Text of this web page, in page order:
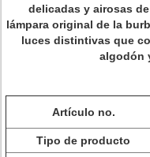
delicadas y airosas
lámpara original de la
luces distintivas que
algodón
Artículo no.
Tipo de producto